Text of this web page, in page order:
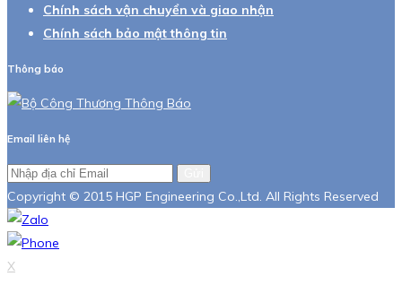
Chính sách vận chuyển và giao nhận
Chính sách bảo mật thông tin
Thông báo
Email liên hệ
Copyright © 2015 HGP Engineering Co.,Ltd. All Rights Reserved
X